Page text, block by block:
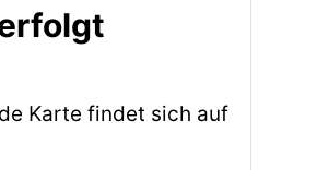
Karte findet sich auf